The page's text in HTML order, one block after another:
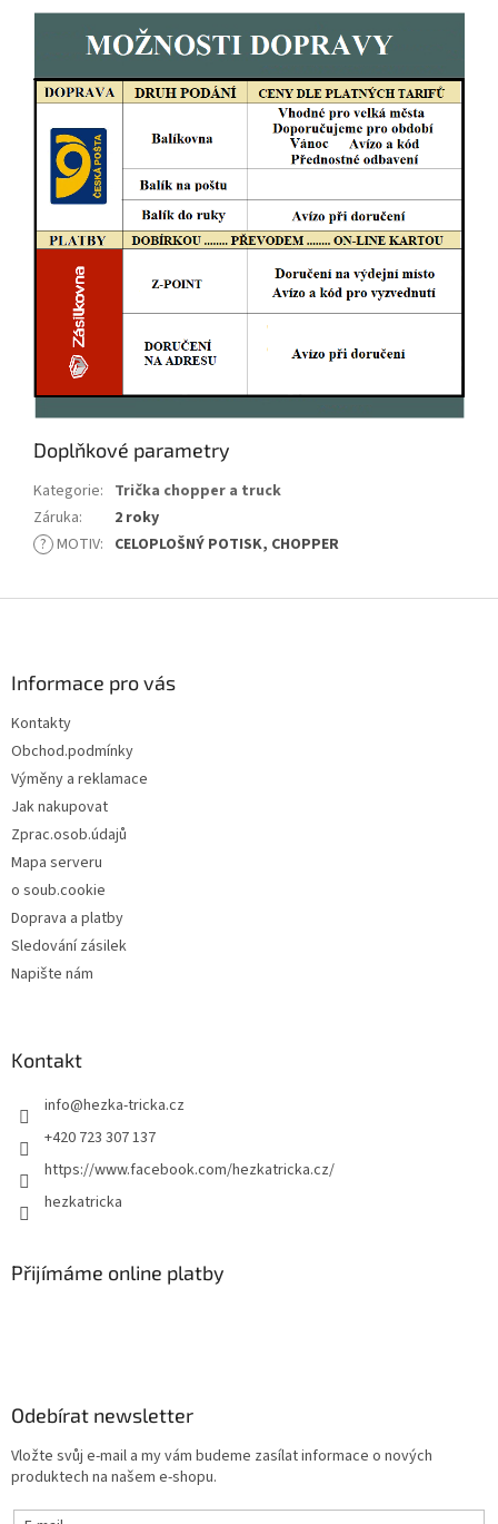
Doplňkové parametry
Kategorie: Trička chopper a truck
Záruka:
2 roky
? MOTIV: CELOPLOŠNÝ POTISK, CHOPPER
Informace pro vás
Kontakty
Obchod.podmínky
Výměny a reklamace
Jak nakupovat
Zprac.osob.údajů
Mapa serveru
o soub.cookie
Doprava a platby
Sledování zásilek
Napište nám
Kontakt
info@hezka-tricka.cz
+420 723 307 137
https://www.facebook.com/hezkatricka.cz/
hezkatricka
Přijímáme online platby
Odebírat newsletter
Vložte svůj e-mail a my vám budeme zasílat informace o nových
produktech na našem e-shopu.